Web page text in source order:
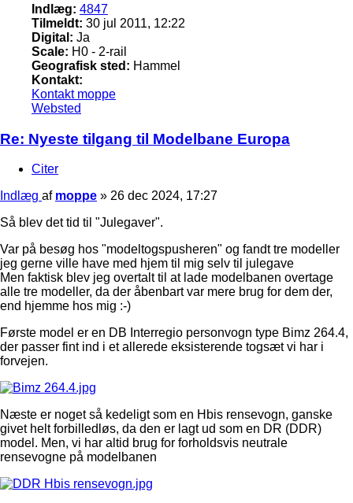
Indlæg: 4847
Tilmeldt: 30 jul 2011, 12:22
Digital: Ja
Scale: H0 - 2-rail
Geografisk sted: Hammel
Kontakt:
Kontakt moppe
Websted
Re: Nyeste tilgang til Modelbane Europa
Citer
Indlæg af moppe » 26 dec 2024, 17:27
Så blev det tid til "Julegaver".
Var på besøg hos "modeltogspusheren" og fandt tre modeller
jeg gerne ville have med hjem til mig selv til julegave
Men faktisk blev jeg overtalt til at lade modelbanen overtage
alle tre modeller, da der åbenbart var mere brug for dem der,
end hjemme hos mig :-)
Første model er en DB Interregio personvogn type Bimz 264.4,
der passer fint ind i et allerede eksisterende togsæt vi har i
forvejen.
Næste er noget så kedeligt som en Hbis rensevogn, ganske
givet helt forbilledløs, da den er lagt ud som en DR (DDR)
model. Men, vi har altid brug for forholdsvis neutrale
rensevogne på modelbanen